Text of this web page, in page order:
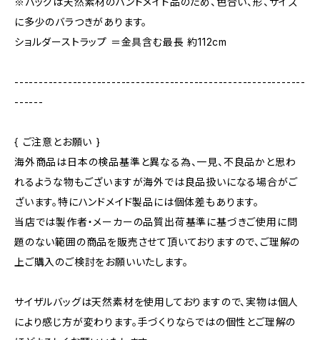
に多少のバラつきがあります。
ショルダーストラップ ＝金具含む最長 約112cm
------------------------------------------------------------
------
{ ご注意とお願い }
海外商品は日本の検品基準と異なる為、一見、不良品かと思わ
れるような物もございますが海外では良品扱いになる場合がご
ざいます。特にハンドメイド製品には個体差もあります。
当店では製作者・メーカーの品質出荷基準に基づきご使用に問
題のない範囲の商品を販売させて頂いておりますので、ご理解の
上ご購入のご検討をお願いいたします。
サイザルバッグは天然素材を使用しておりますので、実物は個人
により感じ方が変わります。手づくりならではの個性とご理解の